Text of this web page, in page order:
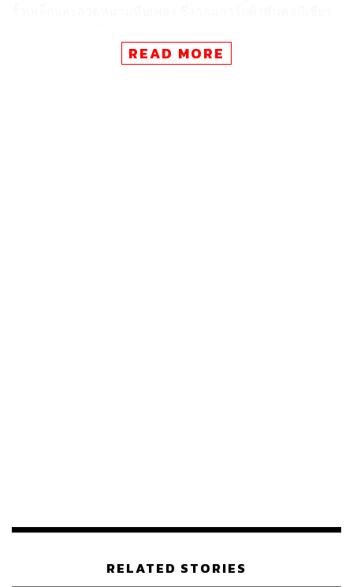
หน้าที่เจ้าหน้าที่ประกาศเตือนผู้ชุมนุม และเริ่มมีการฉีดน้ำ
เพื่อต้องการให้ผู้ชุมนุมหรือทีมการ์ดถอยห่างออกจากสิ่ง
READ MORE
RELATED STORIES